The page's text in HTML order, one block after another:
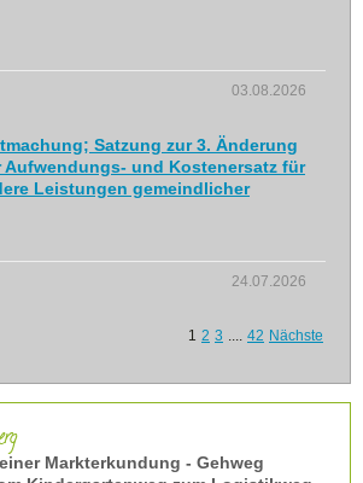
03.08.2026
Satzung zur 3. Änderung
Aufwendungs- und Kostenersatz für
Leistungen gemeindlicher
24.07.2026
1 2 3 .... 42 Nächste
Markterkundung - Gehweg